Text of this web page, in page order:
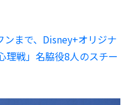
ンまで、Disney+オリジナ
理戦」名脇役8人のスチー